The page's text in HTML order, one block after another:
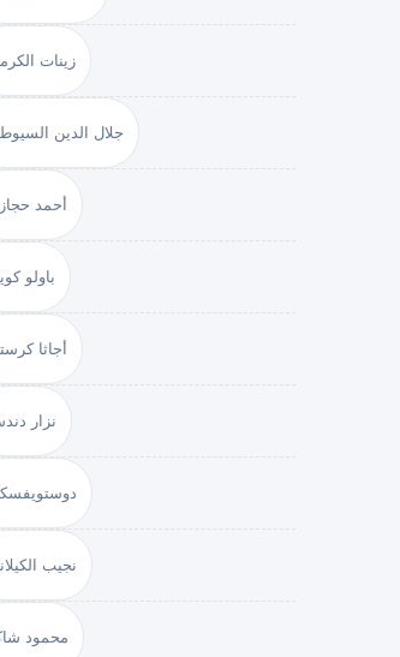
زينات
جلال الدين
أحمد
باولو
أجاثا
نزار
نجيب
محمود